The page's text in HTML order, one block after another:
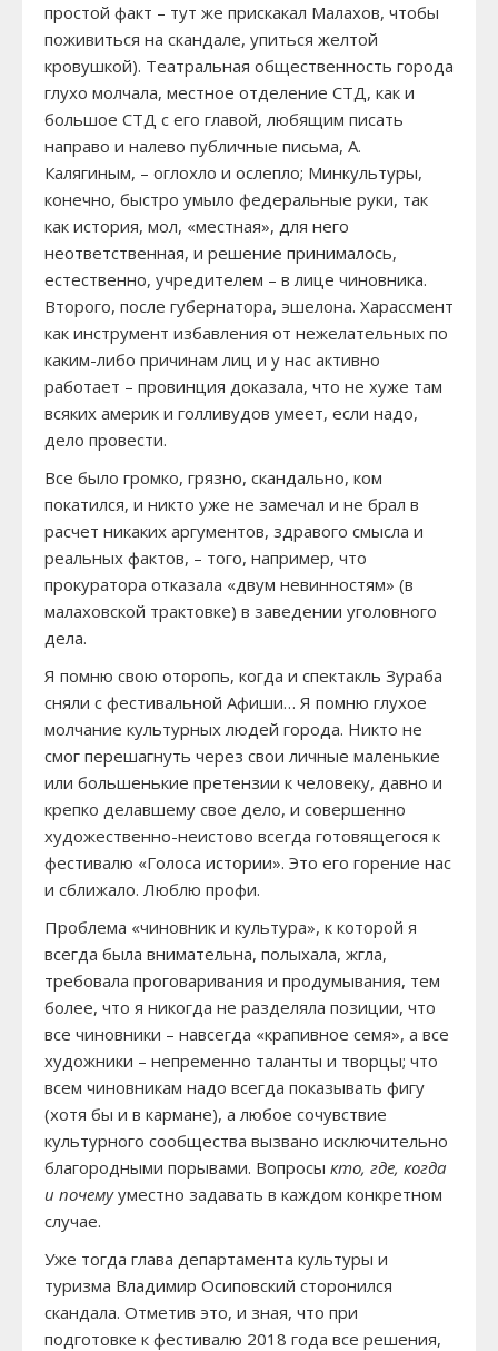
простой факт – тут же прискакал Малахов, чтобы
поживиться на скандале, упиться желтой
кровушкой). Театральная общественность города
глухо молчала, местное отделение СТД, как и
большое СТД с его главой, любящим писать
направо и налево публичные письма, А.
Калягиным, – оглохло и ослепло; Минкультуры,
конечно, быстро умыло федеральные руки, так
как история, мол, «местная», для него
неответственная, и решение принималось,
естественно, учредителем – в лице чиновника.
Второго, после губернатора, эшелона. Харассмент
как инструмент избавления от нежелательных по
каким-либо причинам лиц и у нас активно
работает – провинция доказала, что не хуже там
всяких америк и голливудов умеет, если надо,
дело провести.
Все было громко, грязно, скандально, ком
покатился, и никто уже не замечал и не брал в
расчет никаких аргументов, здравого смысла и
реальных фактов, – того, например, что
прокуратора отказала «двум невинностям» (в
малаховской трактовке) в заведении уголовного
дела.
Я помню свою оторопь, когда и спектакль Зураба
сняли с фестивальной Афиши… Я помню глухое
молчание культурных людей города. Никто не
смог перешагнуть через свои личные маленькие
или большенькие претензии к человеку, давно и
крепко делавшему свое дело, и совершенно
художественно-неистово всегда готовящегося к
фестивалю «Голоса истории». Это его горение нас
и сближало. Люблю профи.
Проблема «чиновник и культура», к которой я
всегда была внимательна, полыхала, жгла,
требовала проговаривания и продумывания, тем
более, что я никогда не разделяла позиции, что
все чиновники – навсегда «крапивное семя», а все
художники – непременно таланты и творцы; что
всем чиновникам надо всегда показывать фигу
(хотя бы и в кармане), а любое сочувствие
культурного сообщества вызвано исключительно
благородными порывами. Вопросы кто, где, когда
и почемууместно задавать в каждом конкретном
случае.
Уже тогда глава департамента культуры и
туризма Владимир Осиповский сторонился
скандала. Отметив это, и зная, что при
подготовке к фестивалю 2018 года все решения,